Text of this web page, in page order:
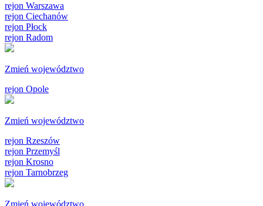
rejon Warszawa
rejon Ciechanów
rejon Płock
rejon Radom
Zmień województwo
rejon Opole
Zmień województwo
rejon Rzeszów
rejon Przemyśl
rejon Krosno
rejon Tarnobrzeg
Zmień województwo